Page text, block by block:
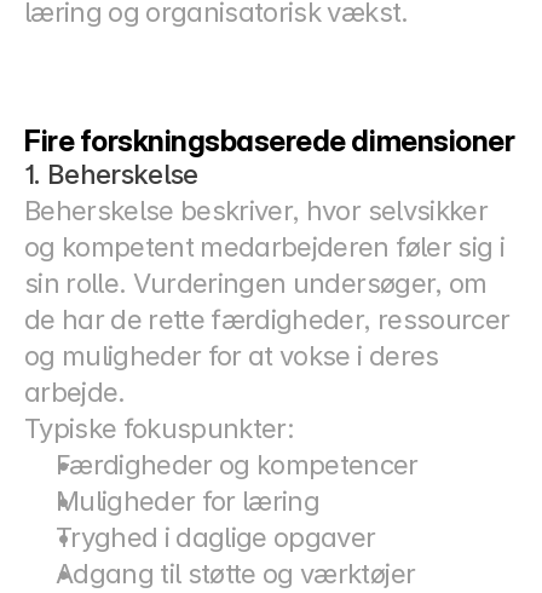
læring og organisatorisk vækst.
Fire forskningsbaserede dimensioner
1. Beherskelse
Beherskelse beskriver, hvor selvsikker
og kompetent medarbejderen føler sig i
sin rolle. Vurderingen undersøger, om
de har de rette færdigheder, ressourcer
og muligheder for at vokse i deres
arbejde.
Typiske fokuspunkter:
Færdigheder og kompetencer
Muligheder for læring
Tryghed i daglige opgaver
Adgang til støtte og værktøjer